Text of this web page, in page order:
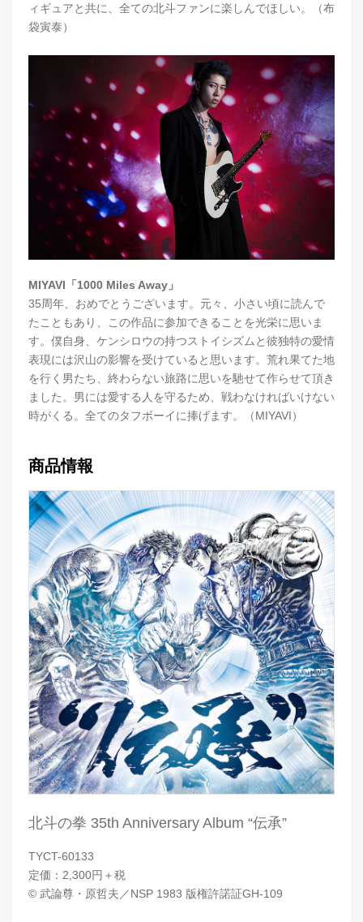
ィギュアと共に、全ての北斗ファンに楽しんでほしい。（布
袋寅泰）
MIYAVI「1000 Miles Away」
35周年、おめでとうございます。元々、小さい頃に読んで
たこともあり、この作品に参加できることを光栄に思いま
す。僕自身、ケンシロウの持つストイシズムと彼独特の愛情
表現には沢山の影響を受けていると思います。荒れ果てた地
を行く男たち、終わらない旅路に思いを馳せて作らせて頂き
ました。男には愛する人を守るため、戦わなければいけない
時がくる。全てのタフボーイに捧げます。（MIYAVI）
商品情報
北斗の拳 35th Anniversary Album “伝承”
TYCT-60133
定価：2,300円＋税
©︎ 武論尊・原哲夫／NSP 1983 版権許諾証GH-109